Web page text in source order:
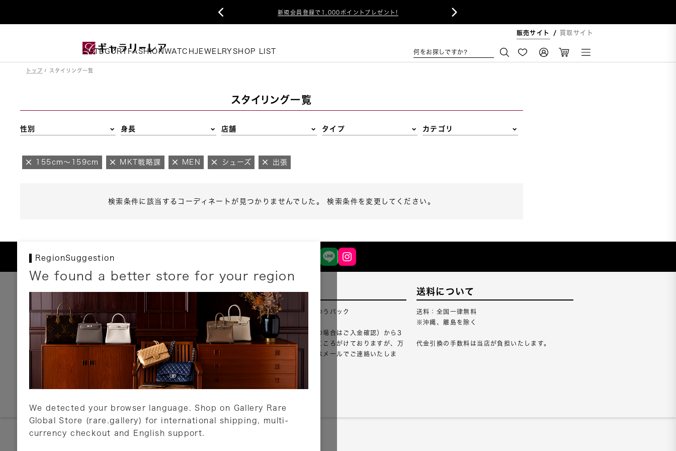
新規会員登録で1,000ポイントプレゼント!
 
販売サイト 買取サイト
CATEGORY FASHIONWATCHJEWELRY SHOP LIST 何をお探しですか?
トップ スタイリング一覧
スタイリング一覧
性別 身長 店舗 タイプ カテゴリ
155cm～159cm MKT戦略課 MEN シューズ 出張
検索条件に該当するコーディネートが見つかりませんでした。 検索条件を変更してください。
RegionSuggestion
We found a better store for your region
We detected your browser language. Shop on Gallery Rare
Global Store (rare.gallery) for international shipping, multi-
currency checkout and English support.
お支払いについて
以下のお支払方法が利用可能です。
クレジットカード
ショッピングローン
銀行振込・郵便振替
代金引換
Amazon Pay
PayPay
店頭支払い
詳しくはこちら
配送について
配送業者：佐川急便・ゆうパック
ご注文確認（銀行振込の場合はご入金確認）から3
営業日以内のご出荷をこころがけておりますが、万
が一出荷が遅れる場合はメールでご連絡いたしま
詳しくはこちら
送料について
送料：全国一律無料
※沖縄、離島を除く
代金引換の手数料は当店が負担いたします。